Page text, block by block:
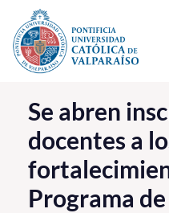
Click acá para ir directamente
La Universidad
Investigación, Creación
PUCV Internacional
Vinculación con el Medio
Se abren
docentes a
Programa